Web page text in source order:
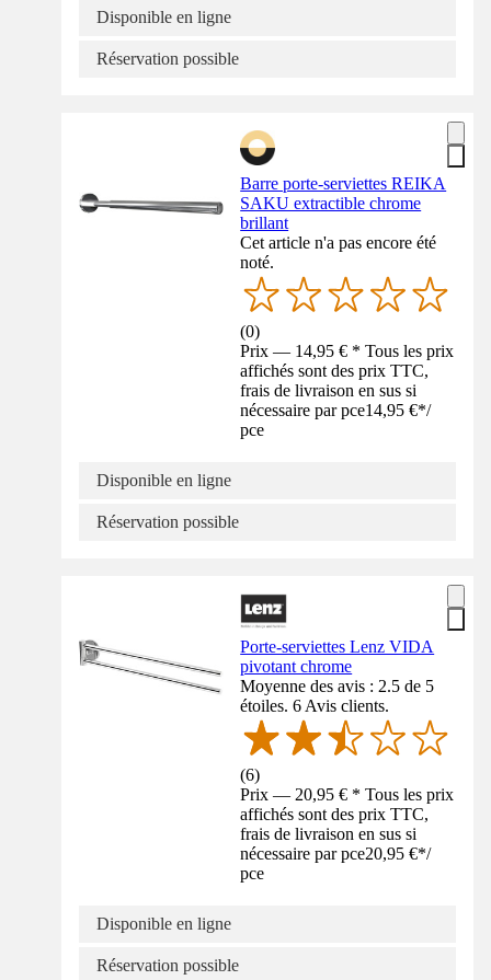
Disponible en ligne
Réservation possible
Barre porte-serviettes REIKA
SAKU extractible chrome
brillant
Cet article n'a pas encore été
noté.
(0)
Prix — 14,95 € * Tous les prix
affichés sont des prix TTC,
frais de livraison en sus si
nécessaire par pce14,95 €*/
pce
Disponible en ligne
Réservation possible
Porte-serviettes Lenz VIDA
pivotant chrome
Moyenne des avis : 2.5 de 5
étoiles. 6 Avis clients.
(6)
Prix — 20,95 € * Tous les prix
affichés sont des prix TTC,
frais de livraison en sus si
nécessaire par pce20,95 €*/
pce
Disponible en ligne
Réservation possible